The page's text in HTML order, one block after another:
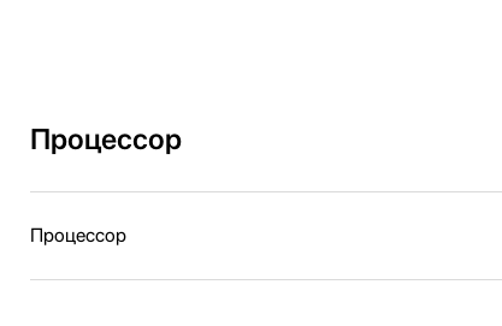
Процессор
Процессор